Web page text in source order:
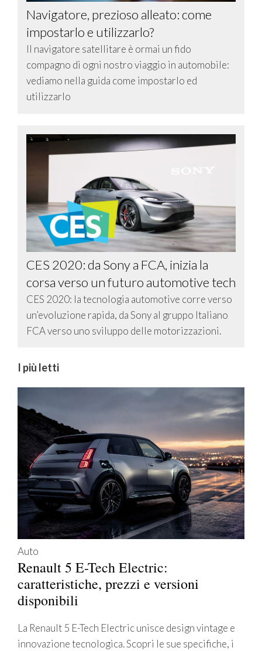
Navigatore, prezioso alleato: come
impostarlo e utilizzarlo?
Il navigatore satellitare è ormai un fido
compagno di ogni nostro viaggio in automobile:
vediamo nella guida come impostarlo ed
utilizzarlo
CES 2020: da Sony a FCA, inizia la
corsa verso un futuro automotive tech
CES 2020: la tecnologia automotive corre verso
un’evoluzione rapida, da Sony al gruppo Italiano
FCA verso uno sviluppo delle motorizzazioni.
I più letti
Auto
Renault 5 E-Tech Electric:
caratteristiche, prezzi e versioni
disponibili
La Renault 5 E-Tech Electric unisce design vintage e
innovazione tecnologica. Scopri le sue specifiche, i